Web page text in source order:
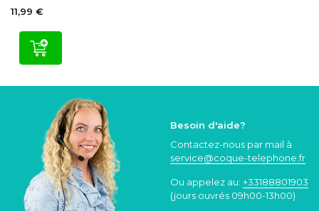
11,99 €
Besoin d'aide?
Contactez-nous par mail à
service@coque-telephone.fr
Ou appelez au: +33188801903
(jours ouvrés 09h00-13h00)